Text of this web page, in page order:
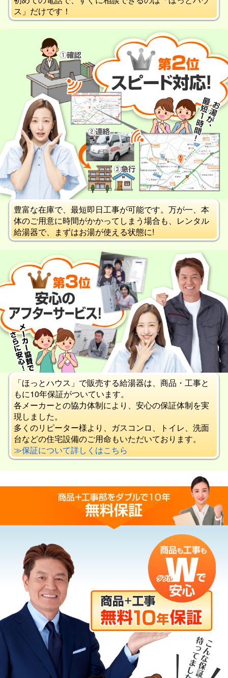
ス」だけです！
豊富な在庫で、最短即日工事が可能です。万が一、本
体のご用意に時間がかかってしまう場合も、レンタル
給湯器で、まずはお湯が使える状態に!
「ほっとハウス」で販売する給湯器は、商品・工事と
もに10年保証がついています。
各メーカーとの協力体制により、安心の保証体制を実
現しました。
多くのリピーター様より、ガスコンロ、トイレ、洗面
台などの住宅設備のご用命もいただいております。
≫保証について詳しくはこちら